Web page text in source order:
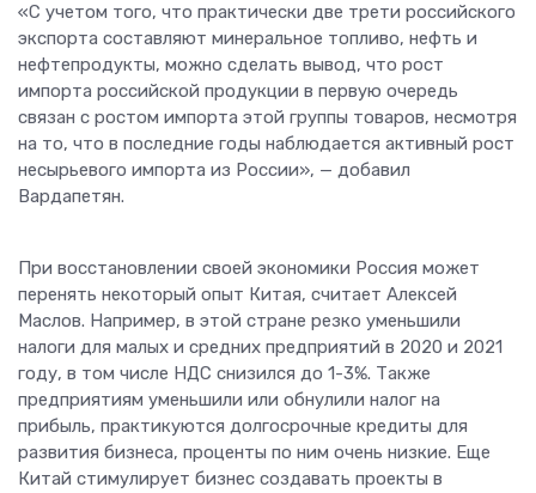
«С учетом того, что практически две трети российского
экспорта составляют минеральное топливо, нефть и
нефтепродукты, можно сделать вывод, что рост
импорта российской продукции в первую очередь
связан с ростом импорта этой группы товаров, несмотря
на то, что в последние годы наблюдается активный рост
несырьевого импорта из России», — добавил
Вардапетян.
При восстановлении своей экономики Россия может
перенять некоторый опыт Китая, считает Алексей
Маслов. Например, в этой стране резко уменьшили
налоги для малых и средних предприятий в 2020 и 2021
году, в том числе НДС снизился до 1-3%. Также
предприятиям уменьшили или обнулили налог на
прибыль, практикуются долгосрочные кредиты для
развития бизнеса, проценты по ним очень низкие. Еще
Китай стимулирует бизнес создавать проекты в